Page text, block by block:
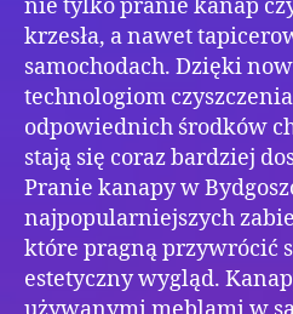
nie tylko pranie kanap
krzesła, a nawet
samochodach. Dzięki
technologiom
odpowiednich środków
stają się coraz bardziej
Pranie kanapy w
najpopularniejszych
które pragną przywrócić
estetyczny wygląd.